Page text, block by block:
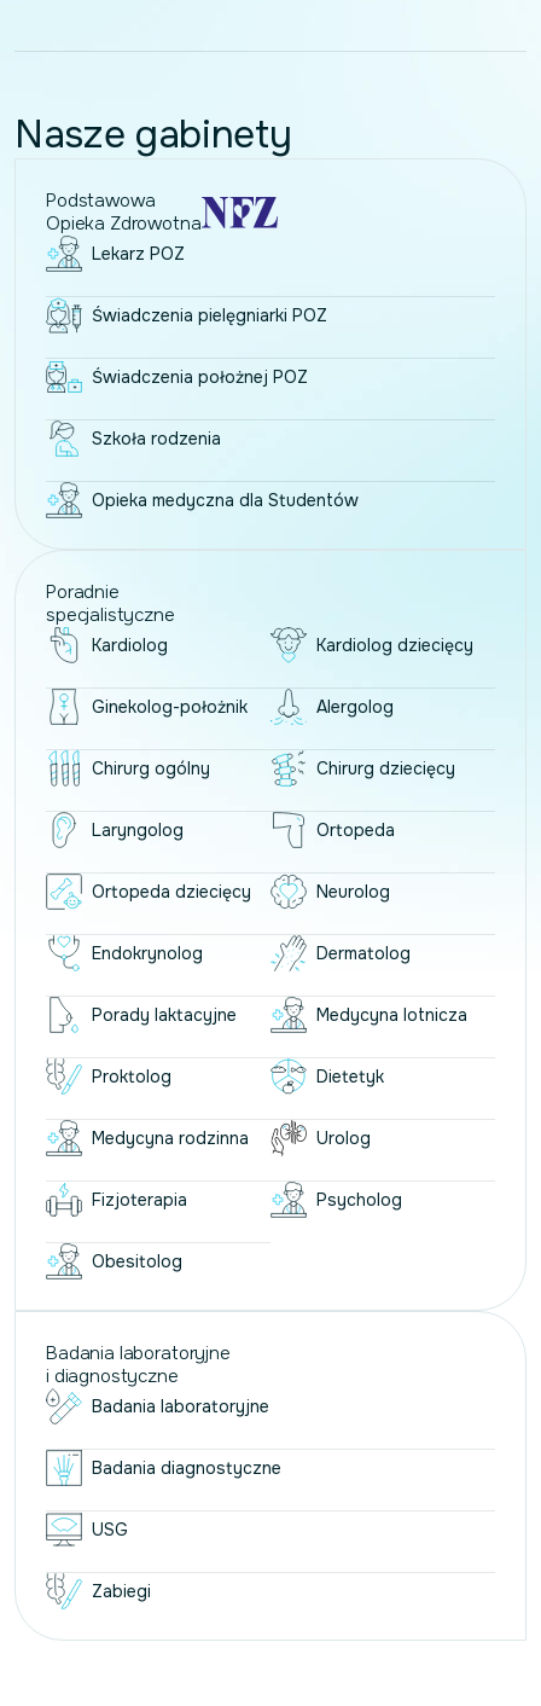
Nasze gabinety
Podstawowa
Opieka Zdrowotna
Lekarz POZ
Świadczenia pielęgniarki POZ
Świadczenia położnej POZ
Szkoła rodzenia
Opieka medyczna dla Studentów
Poradnie
specjalistyczne
Kardiolog Kardiolog dziecięcy
Ginekolog-położnik Alergolog
Chirurg ogólny Chirurg dziecięcy
Laryngolog Ortopeda
Ortopeda dziecięcy Neurolog
Endokrynolog Dermatolog
Porady laktacyjne Medycyna lotnicza
Proktolog Dietetyk
Medycyna rodzinna Urolog
Fizjoterapia Psycholog
Obesitolog
Badania laboratoryjne
i diagnostyczne
Badania laboratoryjne
Badania diagnostyczne
USG
Zabiegi